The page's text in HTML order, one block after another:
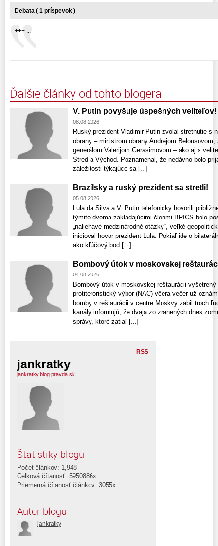
Debata ( 1 príspevok )
+++ ...
Ďalšie články od tohto blogera
V. Putin povyšuje úspešných veliteľov!
08.08.2026
Ruský prezident Vladimir Putin zvolal stretnutie s
obrany – ministrom obrany Andrejom
generálom Valerijom Gerasimovom – ako aj s
Stred a Východ. Poznamenal, že nedávno bolo
záležitosti týkajúce sa [...]
Brazílsky a ruský prezident sa stretli!
05.08.2026
Lula da Silva a V. Putin telefonicky hovorili
týmito dvoma zakladajúcimi členmi BRICS bolo
„naliehavé medzinárodné otázky“, veľké
inicioval hovor prezident Lula. Pokiaľ ide o
ako kľúčový bod [...]
Bombový útok v moskovskej
04.08.2026
Bombový útok v moskovskej reštaurácii
protiteroristický výbor (NAC) včera večer už
bomby v reštaurácii v centre Moskvy zabil troch
kanály informujú, že dvaja zo zranených dnes
správy, ktoré zatiaľ [...]
RSS
jankratky
jankratky.blog.pravda.sk
Štatistiky blogu
Počet článkov: 1,948
Celková čítanosť: 5950886x
Priemerná čítanosť článkov: 3055x
Autor blogu
jankratky